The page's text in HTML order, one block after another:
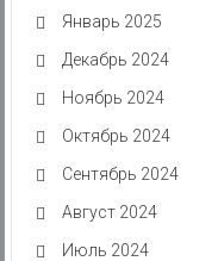
Январь 2025
Декабрь 2024
Ноябрь 2024
Октябрь 2024
Сентябрь 2024
Август 2024
Июль 2024